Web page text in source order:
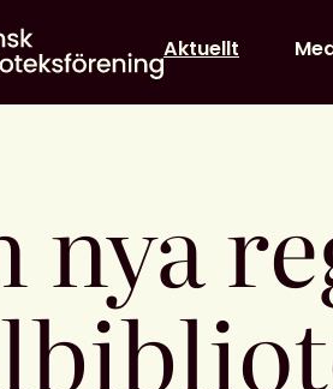
Home
Aktuellt
nya